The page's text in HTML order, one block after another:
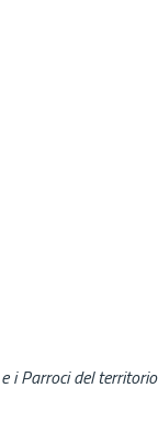
i Parroci del territorio